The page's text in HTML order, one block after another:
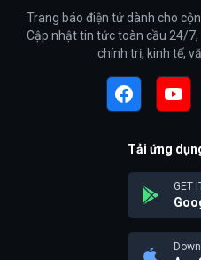
Trang báo điện tử dành cho
Cập nhật tin tức toàn cầu 24/
chính trị, kinh tế,
Tải ứng
GET